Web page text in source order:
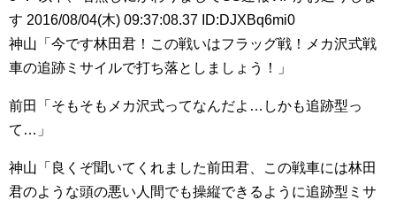
す 2016/08/04(木) 09:37:08.37 ID:DJXBq6mi0
神山「今です林田君！この戦いはフラッグ戦！メカ沢式戦
車の追跡ミサイルで打ち落としましょう！」
前田「そもそもメカ沢式ってなんだよ…しかも追跡型っ
て…」
神山「良くぞ聞いてくれました前田君、この戦車には林田
君のような頭の悪い人間でも操縦できるように追跡型ミサ